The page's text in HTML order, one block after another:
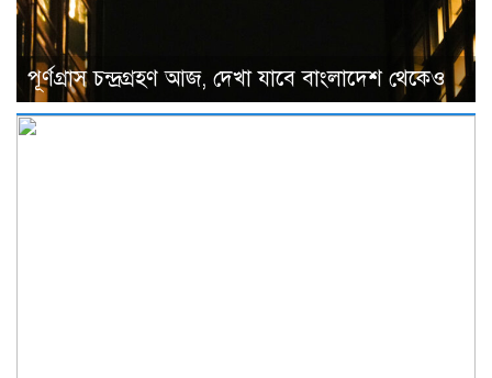
পূর্ণগ্রাস চন্দ্রগ্রহণ আজ, দেখা যাবে বাংলাদেশ থেকেও